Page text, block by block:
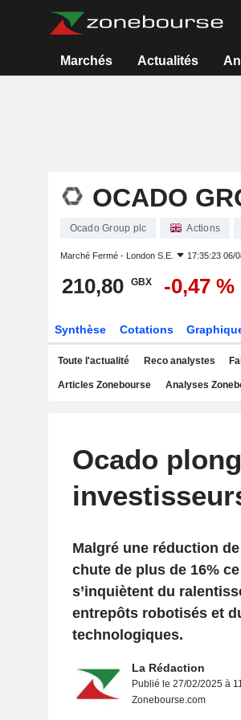
Marchés Actualités
OCADO
Ocado Group plc Actions
Marché Fermé - London S.E. 17:35:23 06/
210,80 GBX -0,47 %
Synthèse Cotations
Toute l'actualité Reco analystes
Articles Zonebourse Analyses
Ocado
Malgré une réduction
chute de plus de 16%
s’inquiètent du
entrepôts robotisés et
technologiques.
La Rédaction
Publié le 27/02/2025 à
Zonebourse.com